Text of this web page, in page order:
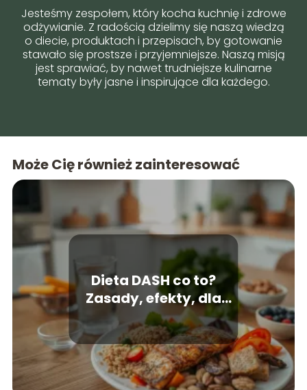
Jesteśmy zespołem, który kocha kuchnię i zdrowe
odżywianie. Z radością dzielimy się naszą wiedzą
o diecie, produktach i przepisach, by gotowanie
stawało się prostsze i przyjemniejsze. Naszą misją
jest sprawiać, by nawet trudniejsze kulinarne
tematy były jasne i inspirujące dla każdego.
Może Cię również zainteresować
Dieta DASH co to?
Zasady, efekty, dla
kogo najlepsza